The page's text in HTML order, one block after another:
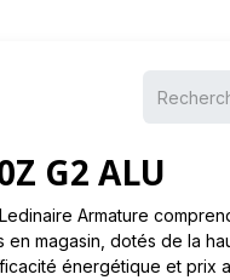
G2 ALU
Armature
en magasin, dotés de la
énergétique et prix